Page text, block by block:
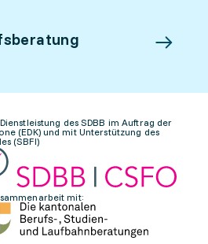
des SDBB im Auftrag der
(EDK) und mit Unterstützung des
(SBFI)
mit: